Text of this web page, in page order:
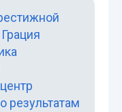
результатам